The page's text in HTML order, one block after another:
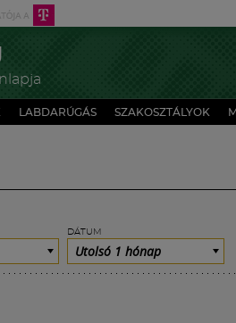
LABDARÚGÁS SZAKOSZTÁLYOK
DÁTUM
Utolsó 1 hónap